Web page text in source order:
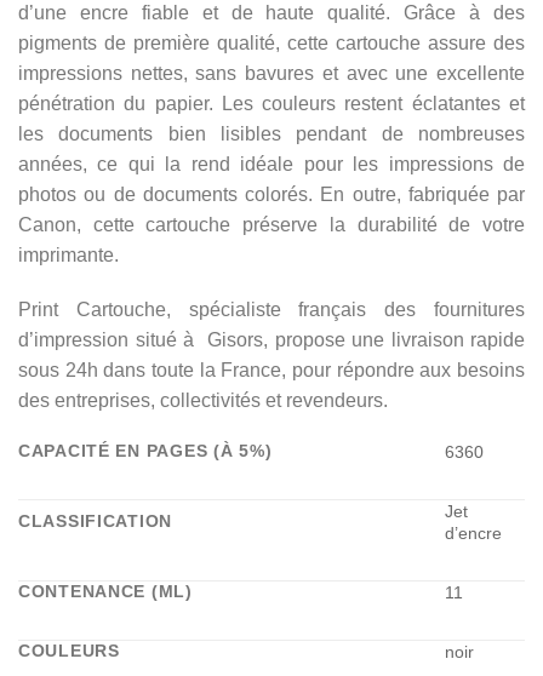
d’une encre fiable et de haute qualité. Grâce à des
pigments de première qualité, cette cartouche assure des
impressions nettes, sans bavures et avec une excellente
pénétration du papier. Les couleurs restent éclatantes et
les documents bien lisibles pendant de nombreuses
années, ce qui la rend idéale pour les impressions de
photos ou de documents colorés. En outre, fabriquée par
Canon, cette cartouche préserve la durabilité de votre
imprimante.
Print Cartouche, spécialiste français des fournitures
d’impression situé à Gisors, propose une livraison rapide
sous 24h dans toute la France, pour répondre aux besoins
des entreprises, collectivités et revendeurs.
CAPACITÉ EN PAGES (À 5%) 6360
CLASSIFICATION
Jet
d’encre
CONTENANCE (ML) 11
COULEURS noir